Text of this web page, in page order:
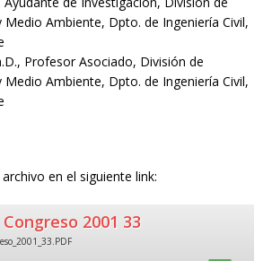
Medio Ambiente, Dpto. de Ingeniería Civil,
Profesor Asociado, División de
Medio Ambiente, Dpto. de Ingeniería Civil,
en el siguiente link:
2001 33